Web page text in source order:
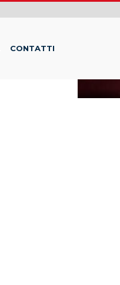
CONTATTI